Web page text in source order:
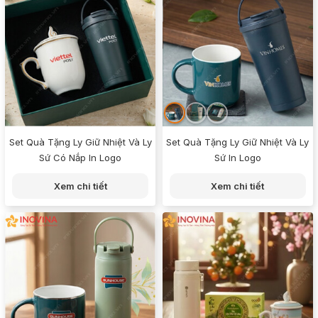
Set Quà Tặng Ly Giữ Nhiệt Và Ly
Sứ Có Nắp In Logo
Xem chi tiết
Set Quà Tặng Ly Giữ Nhiệt Và Ly
Sứ In Logo
Xem chi tiết